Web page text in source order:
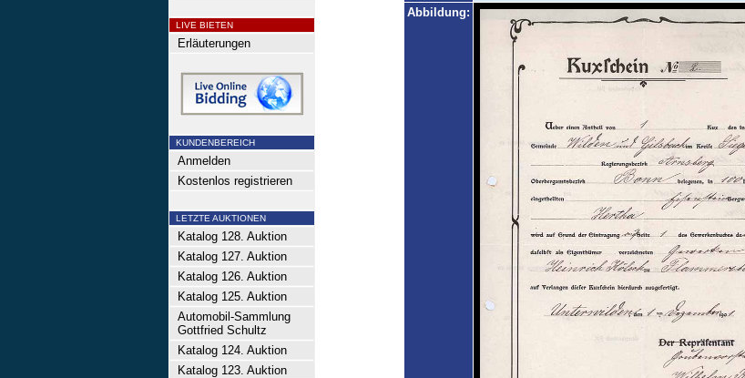
LIVE BIETEN
Erläuterungen
KUNDENBEREICH
Anmelden
Kostenlos registrieren
LETZTE AUKTIONEN
Katalog 128. Auktion
Katalog 127. Auktion
Katalog 126. Auktion
Katalog 125. Auktion
Automobil-Sammlung
Gottfried Schultz
Katalog 124. Auktion
Katalog 123. Auktion
Abbildung: